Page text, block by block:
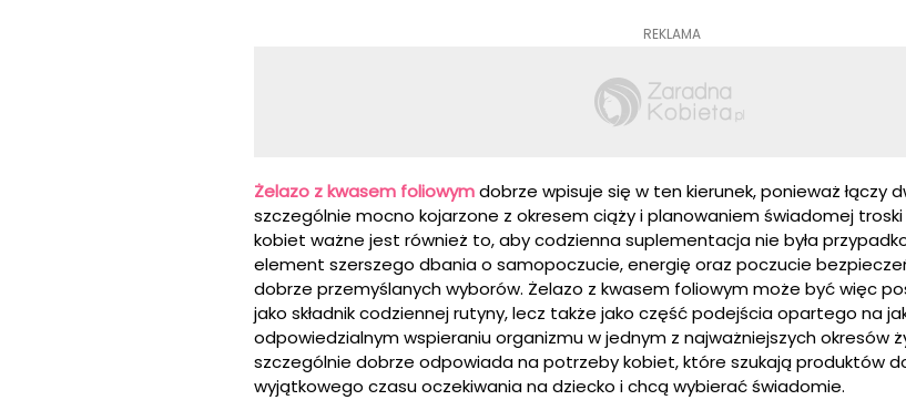
REKLAMA
Żelazo z kwasem foliowymdobrze wpisuje się w ten kierunek, ponieważ łączy
szczególnie mocno kojarzone z okresem ciąży i planowaniem świadomej troski
kobiet ważne jest również to, aby codzienna suplementacja nie była
element szerszego dbania o samopoczucie, energię oraz poczucie
dobrze przemyślanych wyborów. Żelazo z kwasem foliowym może być więc
jako składnik codziennej rutyny, lecz także jako część podejścia opartego na
odpowiedzialnym wspieraniu organizmu w jednym z najważniejszych okresów
szczególnie dobrze odpowiada na potrzeby kobiet, które szukają produktów
wyjątkowego czasu oczekiwania na dziecko i chcą wybierać świadomie.